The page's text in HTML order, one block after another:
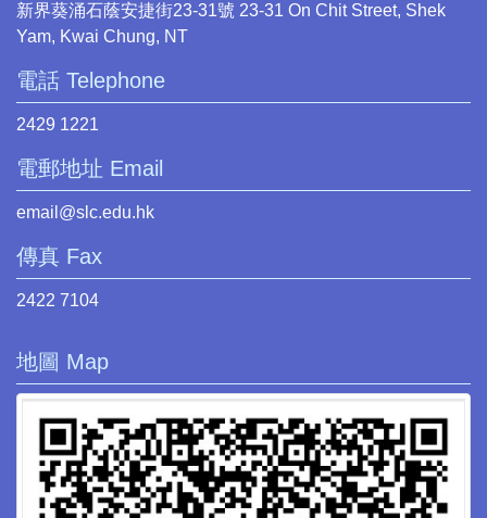
新界葵涌石蔭安捷街23-31號 23-31 On Chit Street, Shek
Yam, Kwai Chung, NT
電話 Telephone
2429 1221
電郵地址 Email
email@slc.edu.hk
傳真 Fax
2422 7104
地圖 Map